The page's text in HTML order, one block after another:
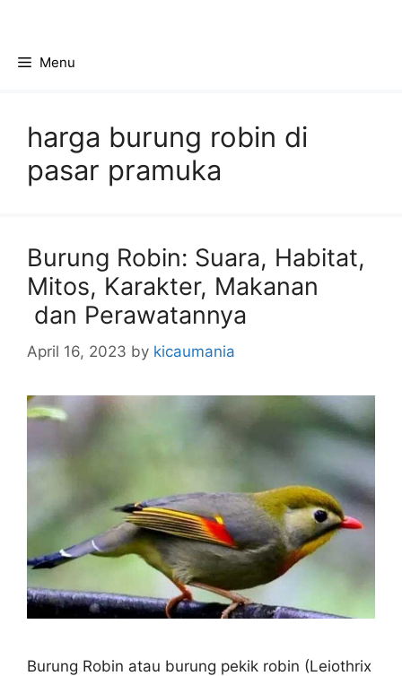
contentMenu
harga burung robin di
pasar pramuka
Burung Robin: Suara, Habitat,
Mitos, Karakter, Makanan
dan Perawatannya
April 16, 2023 by kicaumania
Burung Robin atau burung pekik robin (Leiothrix